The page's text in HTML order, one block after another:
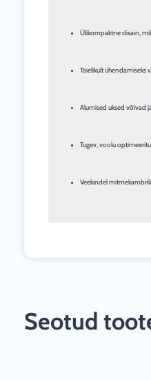
Ülikompaktne disain,
Täielikult ühendamiseks
Alumised uksed võivad
Tugev, voolu
Veekindel
Seotud